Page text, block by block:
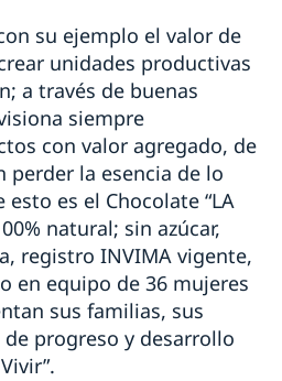
su ejemplo el valor de
unidades productivas
a través de buenas
siempre
con valor agregado, de
perder la esencia de lo
es el Chocolate “LA
natural; sin azúcar,
registro INVIMA vigente,
en equipo de 36 mujeres
sus familias, sus
progreso y desarrollo